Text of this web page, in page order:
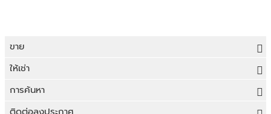
ขาย
ขายที่ดิน
ขายบ้าน
ขายคอนโด
ให้เช่า
ให้เช่าที่ดิน
ให้เช่าบ้าน
การค้นหา
ขายที่ดิน
ติดต่อลงประกาศ